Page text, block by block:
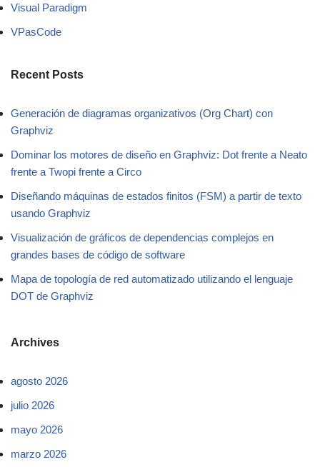
Visual Paradigm
VPasCode
Recent Posts
Generación de diagramas organizativos (Org Chart) con
Graphviz
Dominar los motores de diseño en Graphviz: Dot frente a Neato
frente a Twopi frente a Circo
Diseñando máquinas de estados finitos (FSM) a partir de texto
usando Graphviz
Visualización de gráficos de dependencias complejos en
grandes bases de código de software
Mapa de topología de red automatizado utilizando el lenguaje
DOT de Graphviz
Archives
agosto 2026
julio 2026
mayo 2026
marzo 2026